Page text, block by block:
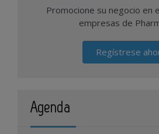
Promocione su negocio en
empresas de
Regístrese
Agenda